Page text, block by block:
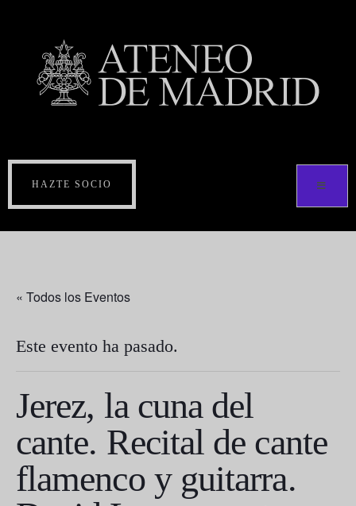
HAZTE SOCIO
« Todos los Eventos
Este evento ha pasado.
Jerez, la cuna del
cante. Recital de cante
flamenco y guitarra.